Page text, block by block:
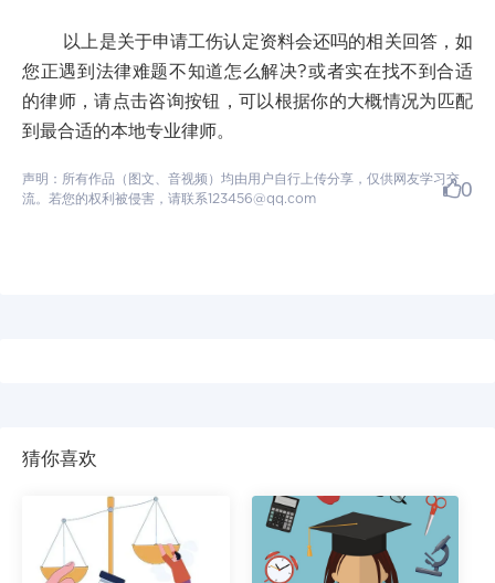
以上是关于申请工伤认定资料会还吗的相关回答，如
您正遇到法律难题不知道怎么解决?或者实在找不到合适
的律师，请点击咨询按钮，可以根据你的大概情况为匹配
到最合适的本地专业律师。
声明：所有作品（图文、音视频）均由用户自行上传分享，仅供网友学习交
流。若您的权利被侵害，请联系123456@qq.com
0
猜你喜欢